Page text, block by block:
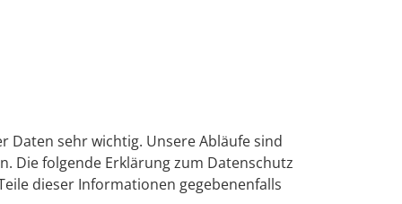
Daten sehr wichtig. Unsere Abläufe sind
Die folgende Erklärung zum Datenschutz
dieser Informationen gegebenenfalls